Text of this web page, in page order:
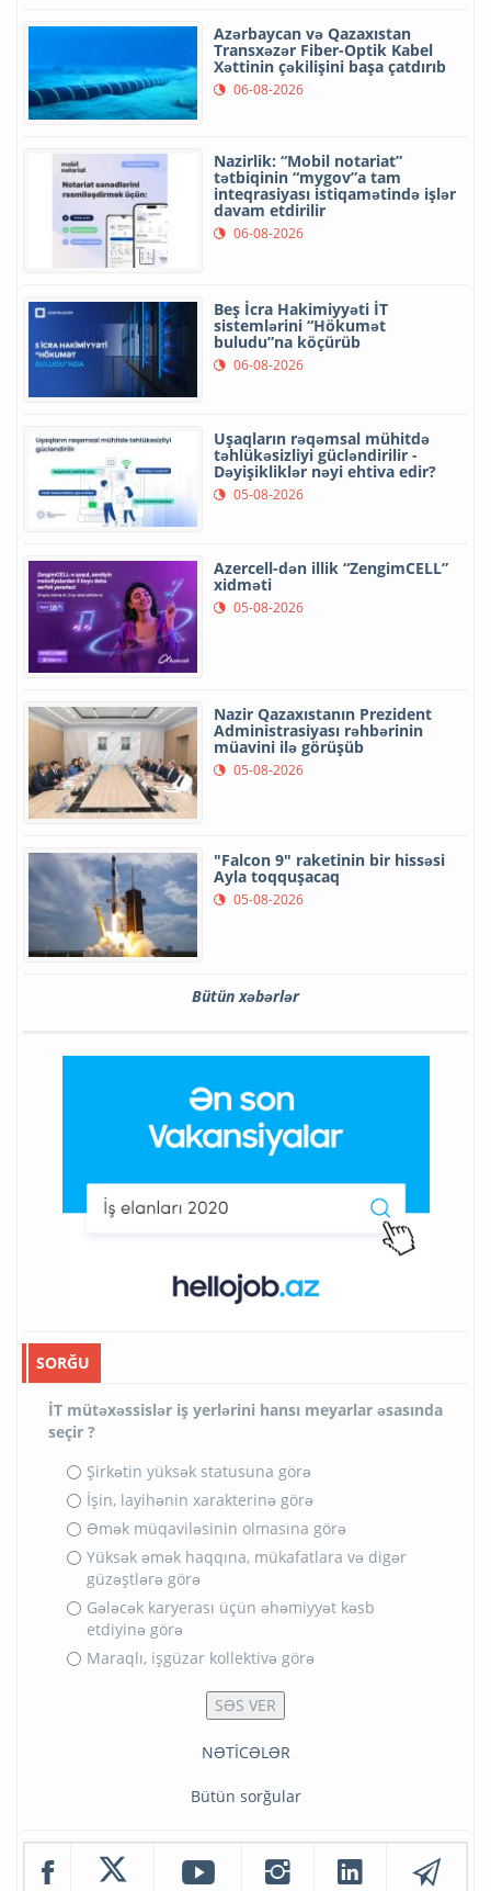
Azərbaycan və Qazaxıstan
Transxəzər Fiber-Optik Kabel
Xəttinin çəkilişini başa çatdırıb
06-08-2026
Nazirlik: “Mobil notariat”
tətbiqinin “mygov”a tam
inteqrasiyası istiqamətində işlər
davam etdirilir
06-08-2026
Beş İcra Hakimiyyəti İT
sistemlərini “Hökumət
buludu”na köçürüb
06-08-2026
Uşaqların rəqəmsal mühitdə
təhlükəsizliyi gücləndirilir -
Dəyişikliklər nəyi ehtiva edir?
05-08-2026
Azercell-dən illik “ZengimCELL”
xidməti
05-08-2026
Nazir Qazaxıstanın Prezident
Administrasiyası rəhbərinin
müavini ilə görüşüb
05-08-2026
"Falcon 9" raketinin bir hissəsi
Ayla toqquşacaq
05-08-2026
Bütün xəbərlər
SORĞU
İT mütəxəssislər iş yerlərini hansı meyarlar əsasında
seçir ?
Şirkətin yüksək statusuna görə
İşin, layihənin xarakterinə görə
Əmək müqaviləsinin olmasına görə
Yüksək əmək haqqına, mükafatlara və digər
güzəştlərə görə
Gələcək karyerası üçün əhəmiyyət kəsb
etdiyinə görə
Maraqlı, işgüzar kollektivə görə
NƏTİCƏLƏR
Bütün sorğular